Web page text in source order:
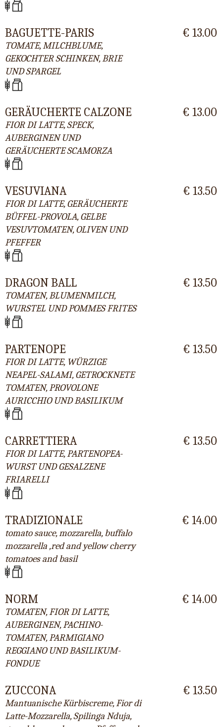
BAGUETTE-PARIS
TOMATE, MILCHBLUME,
GEKOCHTER SCHINKEN, BRIE
UND SPARGEL
€ 13.00
GERÄUCHERTE CALZONE
FIOR DI LATTE, SPECK,
AUBERGINEN UND
GERÄUCHERTE SCAMORZA
€ 13.00
VESUVIANA
FIOR DI LATTE, GERÄUCHERTE
BÜFFEL-PROVOLA, GELBE
VESUVTOMATEN, OLIVEN UND
PFEFFER
€ 13.50
DRAGON BALL
TOMATEN, BLUMENMILCH,
WURSTEL UND POMMES FRITES
€ 13.50
PARTENOPE
FIOR DI LATTE, WÜRZIGE
NEAPEL-SALAMI, GETROCKNETE
TOMATEN, PROVOLONE
AURICCHIO UND BASILIKUM
€ 13.50
CARRETTIERA
FIOR DI LATTE, PARTENOPEA-
WURST UND GESALZENE
FRIARELLI
€ 13.50
TRADIZIONALE
tomato sauce, mozzarella, buffalo
mozzarella ,red and yellow cherry
tomatoes and basil
€ 14.00
NORM
TOMATEN, FIOR DI LATTE,
AUBERGINEN, PACHINO-
TOMATEN, PARMIGIANO
REGGIANO UND BASILIKUM-
FONDUE
€ 14.00
ZUCCONA
Mantuanische Kürbiscreme, Fior di
Latte-Mozzarella, Spilinga Nduja,
€ 13.50